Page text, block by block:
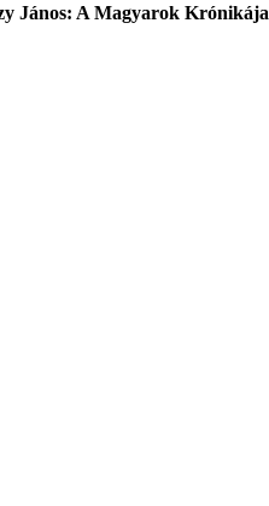
János: A Magyarok Krónikája